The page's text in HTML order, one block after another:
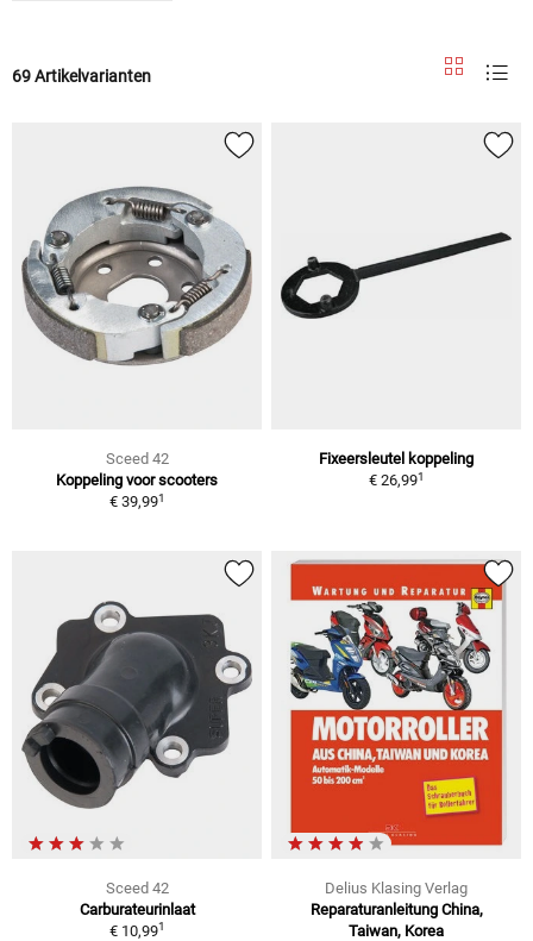
69 Artikelvarianten
Sceed 42
Koppeling voor scooters
€ 39,991
Fixeersleutel koppeling
€ 26,991
Sceed 42
Carburateurinlaat
€ 10,991
Delius Klasing Verlag
Reparaturanleitung China,
Taiwan, Korea